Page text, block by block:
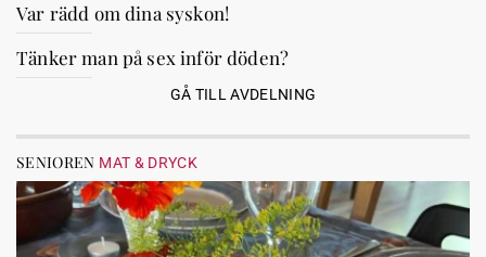
Var rädd om dina syskon!
Tänker man på sex inför döden?
GÅ TILL AVDELNING
SENIOREN MAT & DRYCK